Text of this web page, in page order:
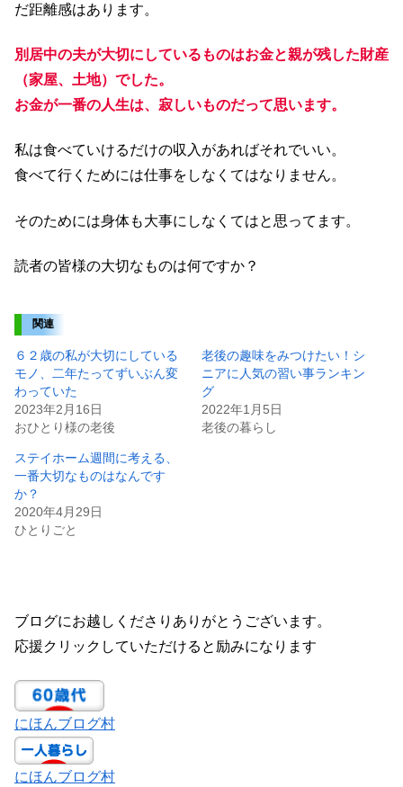
だ距離感はあります。
別居中の夫が大切にしているものはお金と親が残した財産
（家屋、土地）でした。
お金が一番の人生は、寂しいものだって思います。
私は食べていけるだけの収入があればそれでいい。
食べて行くためには仕事をしなくてはなりません。
そのためには身体も大事にしなくてはと思ってます。
読者の皆様の大切なものは何ですか？
関連
６２歳の私が大切にしている
モノ、二年たってずいぶん変
わっていた
2023年2月16日
おひとり様の老後
老後の趣味をみつけたい！シ
ニアに人気の習い事ランキン
グ
2022年1月5日
老後の暮らし
ステイホーム週間に考える、
一番大切なものはなんです
か？
2020年4月29日
ひとりごと
ブログにお越しくださりありがとうございます。
応援クリックしていただけると励みになります
にほんブログ村
にほんブログ村